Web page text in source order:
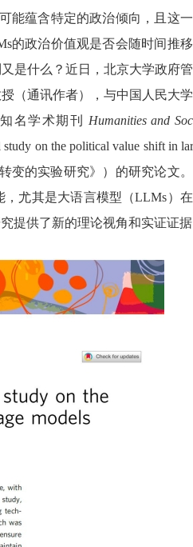
能蕴含特定的政治倾向，且这
的政治价值观是否会随时间推
是什么？近日，北京大学政府
（通讯作者），与中国人民大
名学术期刊 Humanities and
on the political value shift in
变的实验研究》）的研究论文。
，尤其是大语言模型（LLMs）
提供了新的理论视角和实证证